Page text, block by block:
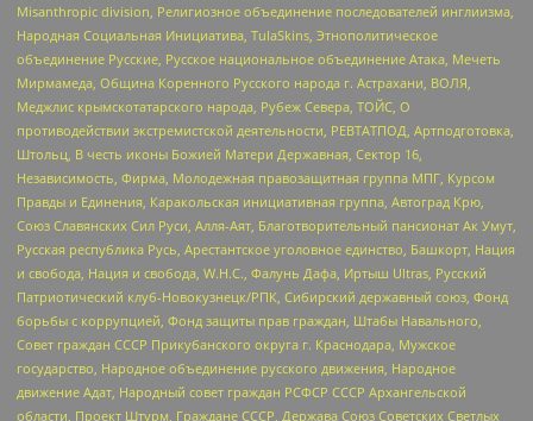
Misanthropic division, Религиозное объединение последователей инглиизма,
Народная Социальная Инициатива, TulaSkins, Этнополитическое
объединение Русские, Русское национальное объединение Атака, Мечеть
Мирмамеда, Община Коренного Русского народа г. Астрахани, ВОЛЯ,
Меджлис крымскотатарского народа, Рубеж Севера, ТОЙС, О
противодействии экстремистской деятельности, РЕВТАТПОД, Артподготовка,
Штольц, В честь иконы Божией Матери Державная, Сектор 16,
Независимость, Фирма, Молодежная правозащитная группа МПГ, Курсом
Правды и Единения, Каракольская инициативная группа, Автоград Крю,
Союз Славянских Сил Руси, Алля-Аят, Благотворительный пансионат Ак Умут,
Русская республика Русь, Арестантское уголовное единство, Башкорт, Нация
и свобода, Нация и свобода, W.H.С., Фалунь Дафа, Иртыш Ultras, Русский
Патриотический клуб-Новокузнецк/РПК, Сибирский державный союз, Фонд
борьбы с коррупцией, Фонд защиты прав граждан, Штабы Навального,
Совет граждан СССР Прикубанского округа г. Краснодара, Мужское
государство, Народное объединение русского движения, Народное
движение Адат, Народный совет граждан РСФСР СССР Архангельской
области, Проект Штурм, Граждане СССР, Держава Союз Советских Светлых